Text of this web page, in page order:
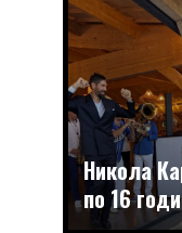
Никола
по 16